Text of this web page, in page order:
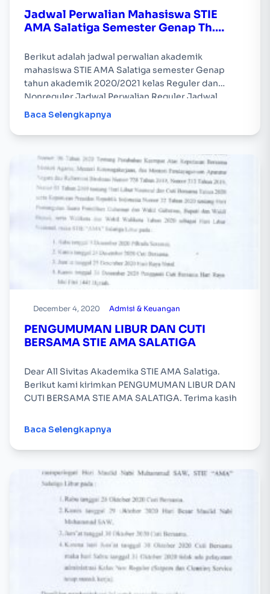
Jadwal Perwalian Mahasiswa STIE
AMA Salatiga Semester Genap Th.
Berikut adalah jadwal perwalian akademik
mahasiswa STIE AMA Salatiga semester Genap
tahun akademik 2020/2021 kelas Reguler dan
Nonreguler Jadwal Perwalian Reguler Jadwal
Perwalian Kelas NonReguler
Baca Selengkapnya
December 4, 2020 Admisi & Keuangan
PENGUMUMAN LIBUR DAN CUTI
BERSAMA STIE AMA SALATIGA
Dear All Sivitas Akademika STIE AMA Salatiga.
Berikut kami kirimkan PENGUMUMAN LIBUR DAN
CUTI BERSAMA STIE AMA SALATIGA. Terima kasih
Baca Selengkapnya